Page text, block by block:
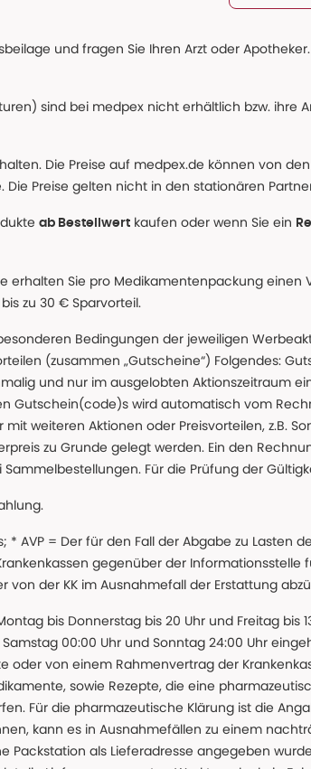
und fragen Sie Ihren Arzt oder
sind bei medpex nicht erhältlich bzw.
Die Preise auf medpex.de können von
Preise gelten nicht in den stationären
ab Bestellwert kaufen oder wenn Sie ein
erhalten Sie pro Medikamentenpackung
zu 30 € Sparvorteil.
Bedingungen der jeweiligen
(zusammen „Gutscheine“) Folgendes:
und nur im ausgelobten Aktionszeitraum
Gutschein(code)s wird automatisch vom
weiteren Aktionen oder Preisvorteilen, z.B.
zu Grunde gelegt werden. Ein den
Für die Prüfung der
* AVP = Der für den Fall der Abgabe zu
gegenüber der
von der KK im Ausnahmefall der Erstattung
bis Donnerstag bis 20 Uhr und Freitag bis
00:00 Uhr und Sonntag 24:00 Uhr
oder von einem Rahmenvertrag der
sowie Rezepte, die eine
Für die pharmazeutische Klärung ist die
kann es in Ausnahmefällen zu einem
als Lieferadresse angegeben